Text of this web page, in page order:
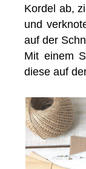
Kordel ab,
und
auf der
Mit einem
diese auf